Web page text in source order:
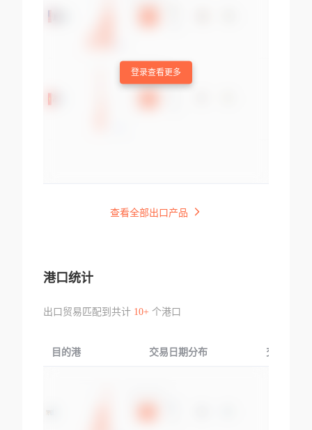
登录查看更多
查看全部出口产品
港口统计
出口贸易匹配到共计 10+个港口
目的港 交易日期分布 交易产品